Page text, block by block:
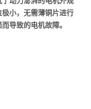
小，无需薄铜片进行
导致的电机故障。